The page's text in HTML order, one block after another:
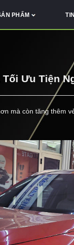
PHẨM
Tối Ưu Tiện
mà còn tăng thêm